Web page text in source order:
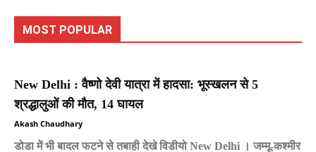
MOST POPULAR
New Delhi : वैष्णो देवी यात्रा में हादसा: भूस्खलन से 5
श्रद्धालुओं की मौत, 14 घायल
Akash Chaudhary
डोडा में भी बादल फटने से तबाही देखे विडीयो New Delhi । जम्मू-कश्मीर